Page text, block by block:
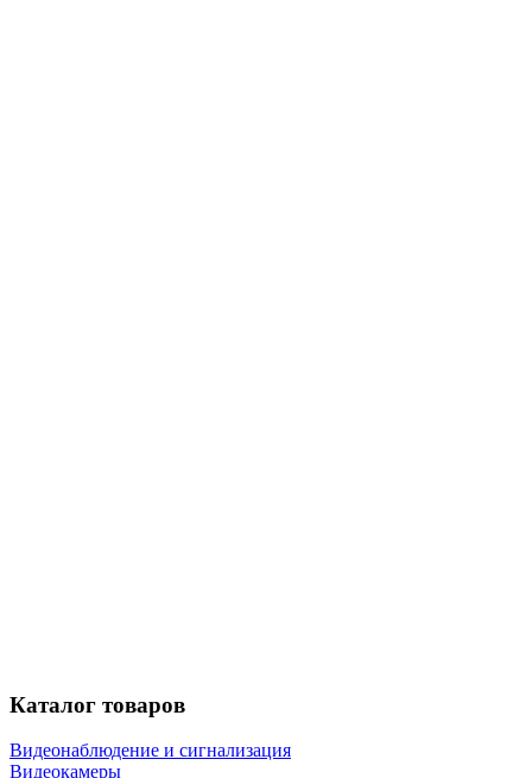
Каталог товаров
Видеонаблюдение и сигнализация
Видеокамеры